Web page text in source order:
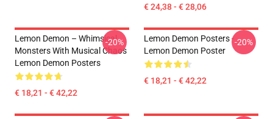
€ 24,38 - € 28,06
Lemon Demon – Whimsical
Monsters With Musical Chaos
Lemon Demon Posters
€ 18,21 - € 42,22
-20%
Lemon Demon Posters -
Lemon Demon Poster
€ 18,21 - € 42,22
-20%